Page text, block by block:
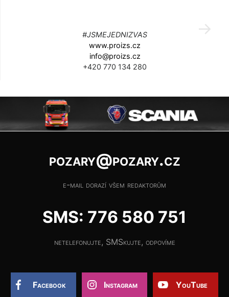
#JSMEJEDNIZVAS
www.proizs.cz
info@proizs.cz
+420 770 134 280
pozary@pozary.cz
e-mail dorazí všem redaktorům
SMS: 776 580 751
netelefonujte, SMSkujte, odpovíme
Facebook Instagram YouTube